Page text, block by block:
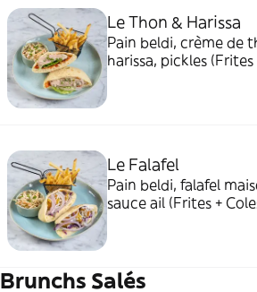
Le Thon & Harissa
Pain beldi, crème de
harissa, pickles (Frites
Le Falafel
Pain beldi, falafel
sauce ail (Frites +
Brunchs Salés